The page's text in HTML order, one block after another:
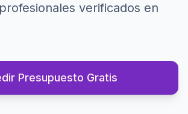
verificados en
Presupuesto Gratis